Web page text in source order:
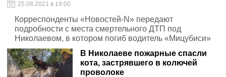
25.08.2021 в 19:00
Корреспонденты «Новостей-N» передают
подробности с места смертельного ДТП под
Николаевом, в котором погиб водитель «Мицубиси»
В Николаеве пожарные спасли
кота, застрявшего в колючей
проволоке